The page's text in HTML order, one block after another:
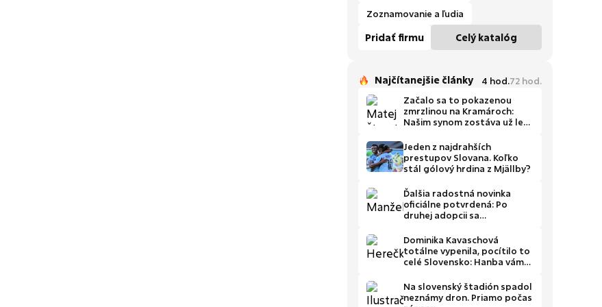
Zoznamovanie a ľudia
Pridať firmu Celý katalóg
Najčítanejšie články 4 hod.72 hod.
Začalo sa to pokazenou
zmrzlinou na Kramároch:
Našim synom zostáva už len
naplno
Jeden z najdrahších
prestupov Slovana. Koľko
stál gólový hrdina z Mjällby?
Ďalšia radostná novinka
oficiálne potvrdená: Po
druhej adopcii sa
životný krok
Dominika Kavaschová
totálne vypenila, pocítilo to
celé Slovensko: Hanba vám
Na slovenský štadión spadol
neznámy dron. Priamo počas